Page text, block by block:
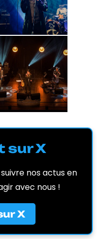
sur X
nos actus en
avec nous !
X